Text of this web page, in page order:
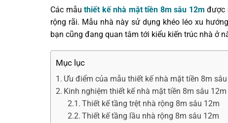
Các mẫuthiết kế nhà mặt tiền 8m sâu 12m được
rộng rãi. Mẫu nhà này sử dụng khéo léo xu
bạn cũng đang quan tâm tới kiểu kiến trúc nhà ở
Mục lục
Ưu điểm của mẫu thiết kế nhà mặt tiền 8m
Kinh nghiệm thiết kế nhà mặt tiền 8m sâu 12m
Thiết kế tầng trệt nhà rộng 8m sâu 12m
Thiết kế tầng lầu nhà rộng 8m sâu 12m